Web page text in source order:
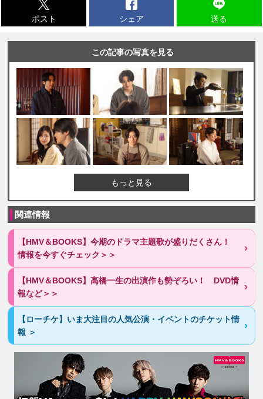
ポスト シェア 送る
この記事の写真を見る
もっと見る
関連情報
【HMV＆BOOKS】今期のドラマ主題歌が盛りだくさん！
情報を今すぐチェック＞＞
【HMV＆BOOKS】高橋一生の出演作も勢ぞろい！ DVD情
報など＞＞
【ローチケ】いま大注目の人気公演・イベントのチケット情
報 ＞